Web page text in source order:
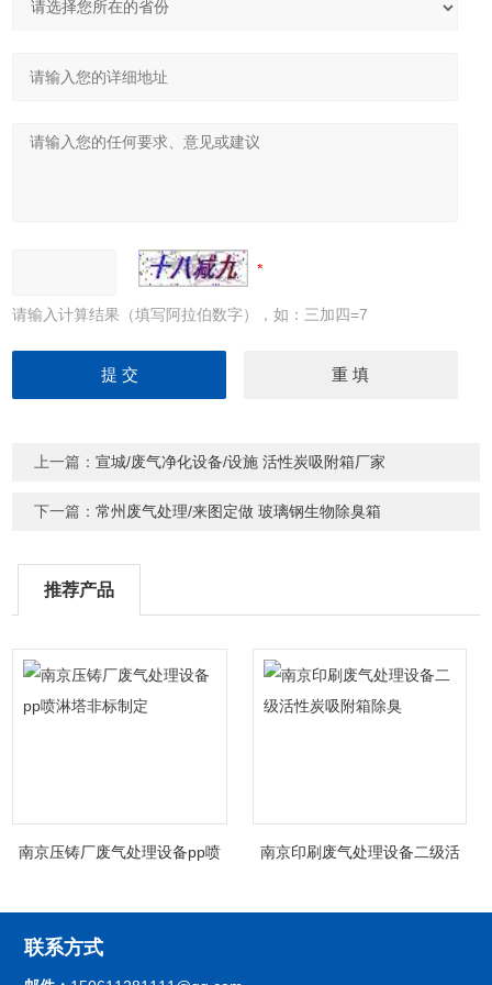
请输入计算结果（填写阿拉伯数字），如：三加四=7
上一篇：宣城/废气净化设备/设施 活性炭吸附箱厂家
下一篇：常州废气处理/来图定做 玻璃钢生物除臭箱
推荐产品
南京压铸厂废气处理设备pp喷
南京印刷废气处理设备二级活
联系方式